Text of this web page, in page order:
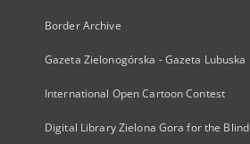
Border Archive
Gazeta Zielonogórska - Gazeta Lubuska
International Open Cartoon Contest
Digital Library Zielona Gora for the Blind